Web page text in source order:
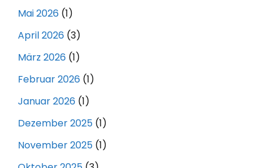
Mai 2026 (1)
April 2026 (3)
März 2026 (1)
Februar 2026 (1)
Januar 2026 (1)
Dezember 2025 (1)
November 2025 (1)